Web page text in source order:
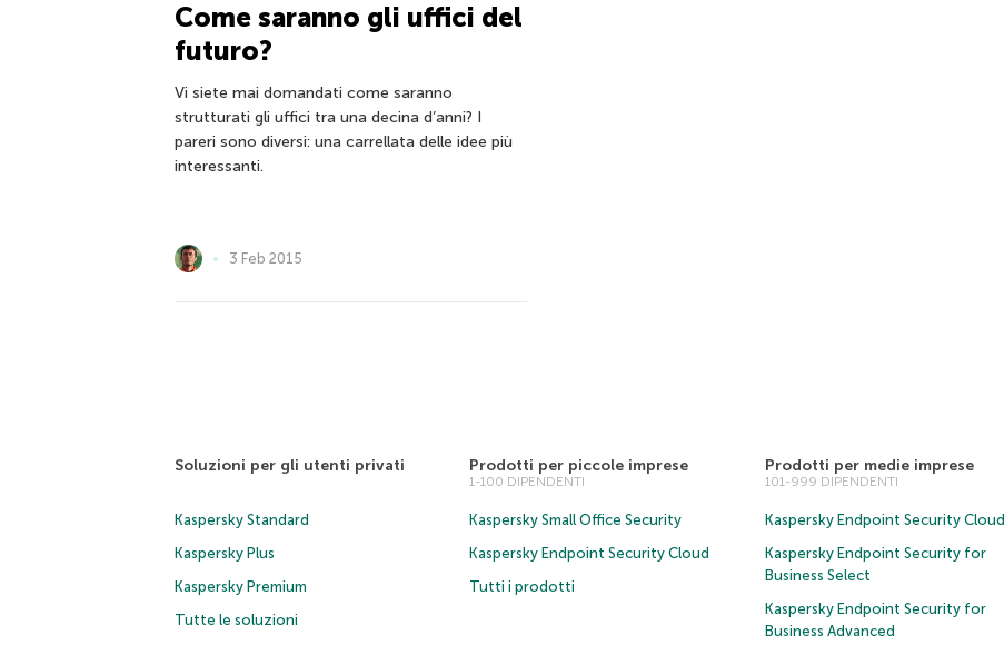
Come saranno gli uffici del
futuro?
Vi siete mai domandati come saranno
strutturati gli uffici tra una decina d’anni? I
pareri sono diversi: una carrellata delle idee più
interessanti.
3 Feb 2015
Soluzioni per gli utenti privati
Kaspersky Standard
Kaspersky Plus
Kaspersky Premium
Tutte le soluzioni
Prodotti per piccole imprese
1-100 DIPENDENTI
Kaspersky Small Office Security
Kaspersky Endpoint Security Cloud
Tutti i prodotti
Prodotti per medie imprese
101-999 DIPENDENTI
Kaspersky Endpoint Security Cloud
Kaspersky Endpoint Security for
Business Select
Kaspersky Endpoint Security for
Business Advanced